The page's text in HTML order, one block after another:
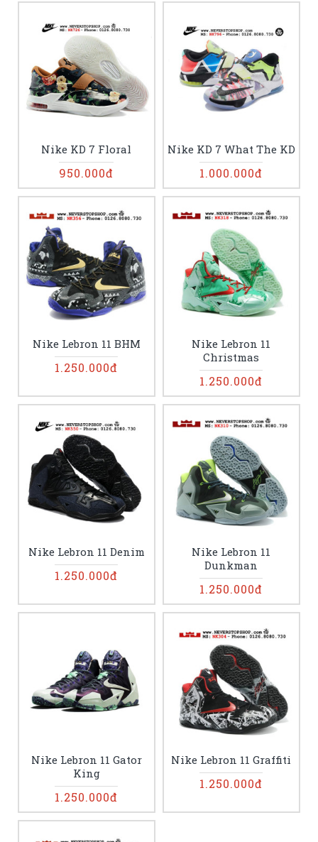
Nike KD 7 Floral
950.000đ
Nike KD 7 What The KD
1.000.000đ
Nike Lebron 11 BHM
1.250.000đ
Nike Lebron 11
Christmas
1.250.000đ
Nike Lebron 11 Denim
1.250.000đ
Nike Lebron 11
Dunkman
1.250.000đ
Nike Lebron 11 Gator
King
1.250.000đ
Nike Lebron 11 Graffiti
1.250.000đ